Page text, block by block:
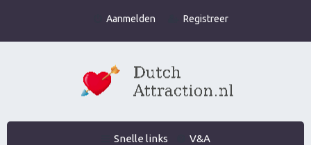
Aanmelden Registreer
Snelle links V&A